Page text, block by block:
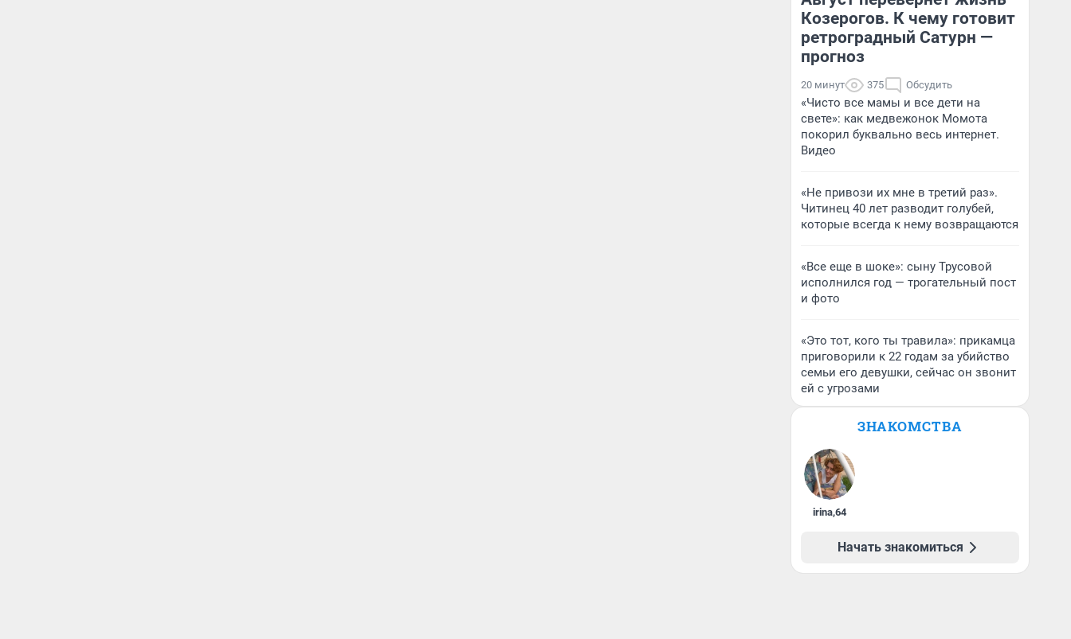
Козерогов. К чему готовит
ретроградный Сатурн —
прогноз
20 минут 375 Обсудить
«Чисто все мамы и все дети на
свете»: как медвежонок Момота
покорил буквально весь интернет.
Видео
«Не привози их мне в третий раз».
Читинец 40 лет разводит голубей,
которые всегда к нему возвращаются
«Все еще в шоке»: сыну Трусовой
исполнился год — трогательный пост
и фото
«Это тот, кого ты травила»: прикамца
приговорили к 22 годам за убийство
семьи его девушки, сейчас он звонит
ей с угрозами
ЗНАКОМСТВА
irina,64
Начать знакомиться